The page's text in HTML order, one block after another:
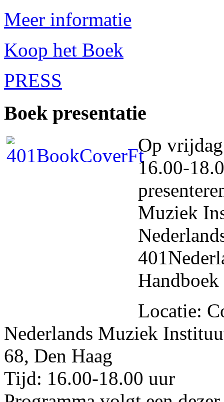
Meer informatie
Koop het Boek
PRESS
Boek presentatie
Op
16.00-
Muziek
Locatie:
Nederlands Muziek
68, Den Haag
Tijd: 16.00-18.00 uur